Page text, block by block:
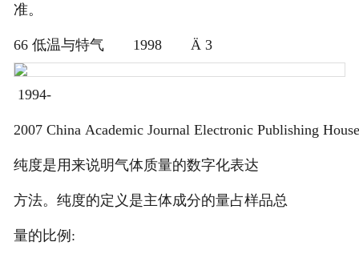
准。
66 低温与特气 1998 Ä 3
1994-
2007 China Academic Journal Electronic Publishing
纯度是用来说明气体质量的数字化表达
方法。纯度的定义是主体成分的量占样品总
量的比例: